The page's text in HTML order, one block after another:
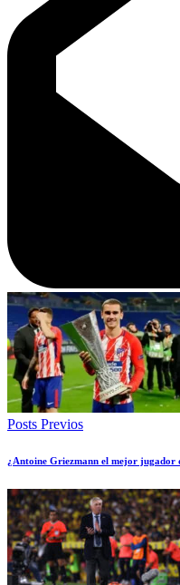
Posts Previos
¿Antoine Griezmann el mejor jugador